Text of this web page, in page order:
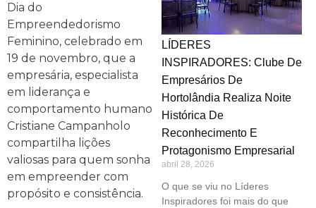
Dia do
Empreendedorismo
Feminino, celebrado em
19 de novembro, que a
empresária, especialista
em liderança e
comportamento humano
Cristiane Campanholo
compartilha lições
valiosas para quem sonha
em empreender com
propósito e consistência.
LÍDERES
INSPIRADORES: Clube De
Empresários De
Hortolândia Realiza Noite
Histórica De
Reconhecimento E
Protagonismo Empresarial
abril 28, 2026
O que se viu no Líderes
Inspiradores foi mais do que